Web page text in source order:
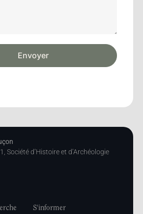
Envoyer
Société d’Histoire et d’Archéologie
S'informer